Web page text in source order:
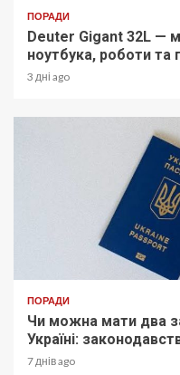
ПОРАДИ
Deuter Gigant 32L —
ноутбука, роботи
3 дні ago
ПОРАДИ
Чи можна мати два
Україні:
7 днів ago